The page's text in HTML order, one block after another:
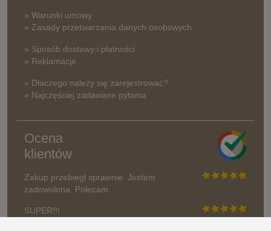
» Warunki umowy
» Zasady przetwarzania danych osobowych
» Sposób dostawy i płatności
» Reklamacje
» Dlaczego należy się zarejestrować?
» Najczęściej zadawane pytania
Ocena
klientów
Zakup przebiegł sprawnie. Jestem
zadowolona. Polecam.
SUPER!!!